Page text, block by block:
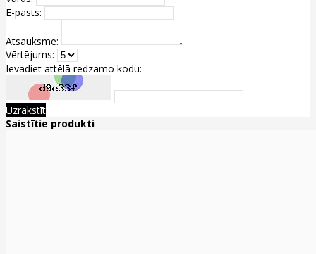
E-pasts:
Atsauksme:
Vērtējums:
Ievadiet attēlā redzamo kodu:
Uzrakstīt
Saistītie produkti